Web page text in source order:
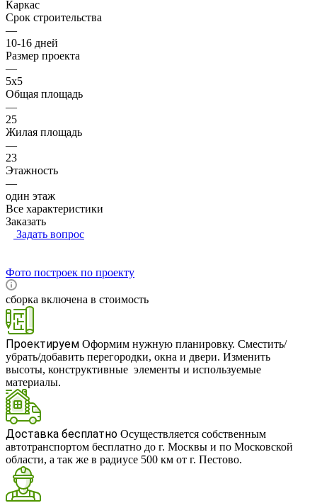
Каркас
Срок строительства
—
10-16 дней
Размер проекта
—
5x5
Общая площадь
—
25
Жилая площадь
—
23
Этажность
—
один этаж
Все характеристики
Заказать
Задать вопрос
Фото построек по проекту
сборка включена в стоимость
RUB
Проектируем Оформим нужную планировку. Сместить/
убрать/добавить перегородки, окна и двери. Изменить
высоты, конструктивные элементы и используемые
материалы.
Доставка бесплатно Осуществляется собственным
автотранспортом бесплатно до г. Москвы и по Московской
области, а так же в радиусе 500 км от г. Пестово.